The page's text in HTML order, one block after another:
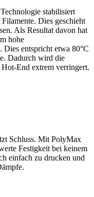
stabilisiert
Dies geschieht
Als Resultat davon hat
hohe
Dies entspricht etwa 80°C
Dadurch wird die
End extrem verringert.
Schluss. Mit PolyMax
Festigkeit bei keinem
einfach zu drucken und